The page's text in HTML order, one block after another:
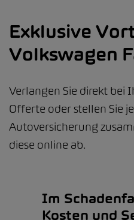
Exklusive
Volkswagen
Verlangen Sie direkt bei
Offerte oder stellen Sie
Autoversicherung
diese online ab.
Im
Kosten und